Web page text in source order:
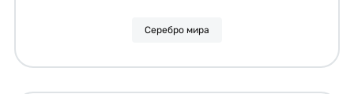
Серебро мира